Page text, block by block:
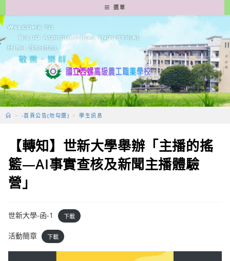
轉
至
要
容
選單
> -首頁公告(勿勾選) > 學生訊息
【轉知】世新大學舉辦「主播的搖
籃—AI事實查核及新聞主播體驗
營」
世新大學-函-1 下載
活動簡章 下載